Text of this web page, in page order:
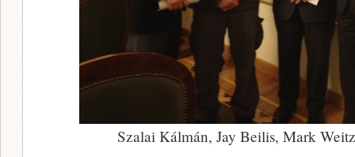
Szalai Kálmán, Jay Beilis, Mark